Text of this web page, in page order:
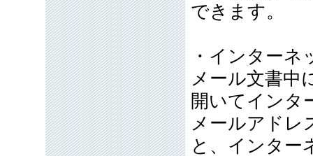
できます。
・インターネ
メール文書中
開いてインタ
メールアドレ
と、インター